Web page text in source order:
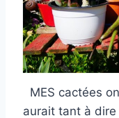
MES cactées
aurait tant à dire